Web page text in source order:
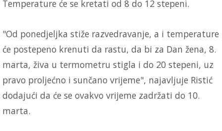
Temperature će se kretati od 8 do 12 stepeni.
"Od ponedjeljka stiže razvedravanje, a i temperature
će postepeno krenuti da rastu, da bi za Dan žena, 8.
marta, živa u termometru stigla i do 20 stepeni, uz
pravo proljećno i sunčano vrijeme", najavljuje Ristić
dodajući da će se ovakvo vrijeme zadržati do 10.
marta.